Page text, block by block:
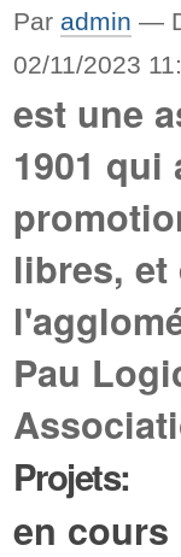
Par admin —
02/11/2023
est une
1901
libres,
Pau
Projets:
en cours